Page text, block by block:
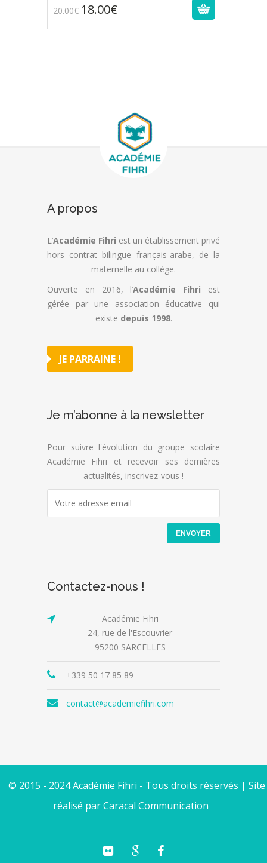
20.00€ 18.00€
A propos
L’Académie Fihri est un établissement privé
hors contrat bilingue français-arabe, de la
maternelle au collège.
Ouverte en 2016, l’Académie Fihri est
gérée par une association éducative qui
existe depuis 1998.
JE PARRAINE !
Je m’abonne à la newsletter
Pour suivre l'évolution du groupe scolaire
Académie Fihri et recevoir ses dernières
actualités, inscrivez-vous !
Contactez-nous !
Académie Fihri
24, rue de l'Escouvrier
95200 SARCELLES
+339 50 17 85 89
contact@academiefihri.com